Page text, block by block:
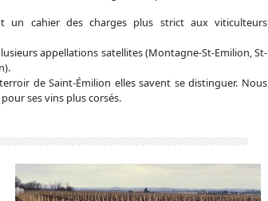
un cahier des charges plus strict aux viticulteurs
appellations satellites (Montagne-St-Emilion, St-
de Saint-Émilion elles savent se distinguer. Nous
ses vins plus corsés.